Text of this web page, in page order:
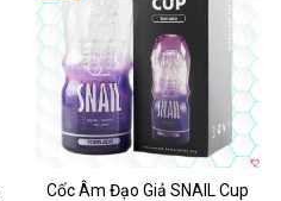
Cốc Âm Đạo Giả SNAIL Cup